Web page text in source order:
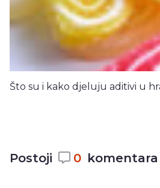
Što su i kako djeluju aditivi u
Postoji 0